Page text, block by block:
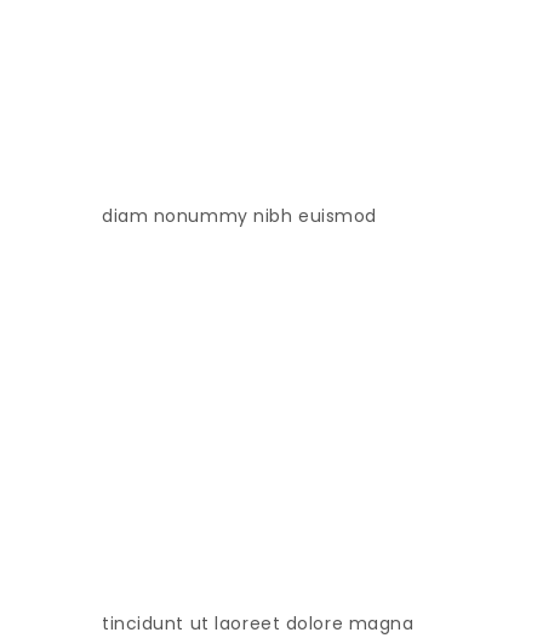
diam nonummy nibh euismod
tincidunt ut laoreet dolore magna